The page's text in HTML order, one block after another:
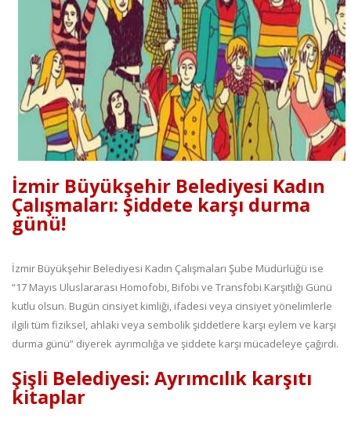
İzmir Büyükşehir Belediyesi Kadın
Çalışmaları: Şiddete karşı durma
günü!
İzmir Büyükşehir Belediyesi Kadın Çalışmaları Şube Müdürlüğü ise
“17 Mayıs Uluslararası Homofobi, Bifobi ve Transfobi Karşıtlığı Günü
kutlu olsun. Bugün cinsiyet kimliği, ifadesi veya cinsiyet yönelimlerle
ilgili tüm fiziksel, ahlaki veya sembolik şiddetlere karşı eylem ve karşı
durma günü” diyerek ayrımcılığa ve şiddete karşı mücadeleye çağırdı.
Şişli Belediyesi: Ayrımcılık karşıtı
kitaplar